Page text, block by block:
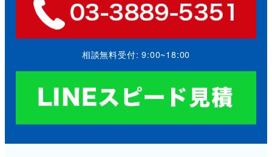
相談無料受付: 9:00~18:00